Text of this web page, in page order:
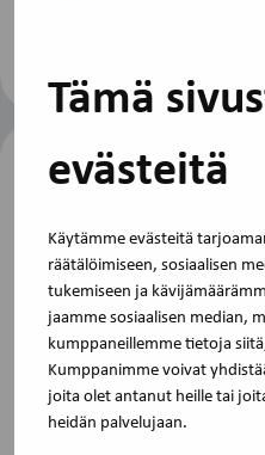
Tämä
evästeitä
Käytämme evästeitä
räätälöimiseen, sosiaalisen
tukemiseen ja
jaamme sosiaalisen median,
kumppaneillemme tietoja
Kumppanimme voivat
joita olet antanut heille tai
heidän palvelujaan.
TJS Opintokeskus on
yhteinen koulutus- ja